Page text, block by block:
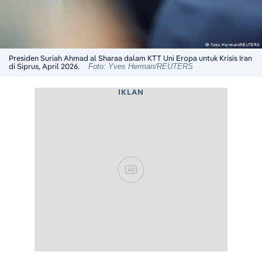
Presiden Suriah Ahmad al Sharaa dalam KTT Uni Eropa untuk Krisís Iran
di Siprus, April 2026.
Foto: Yves Herman/REUTERS
IKLAN
Ad